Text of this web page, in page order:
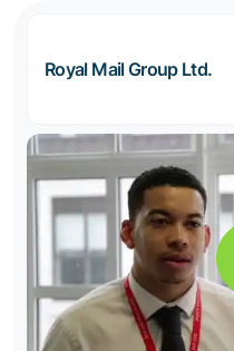
Royal Mail Group Ltd.